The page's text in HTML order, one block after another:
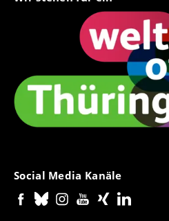
Social Media Kanäle